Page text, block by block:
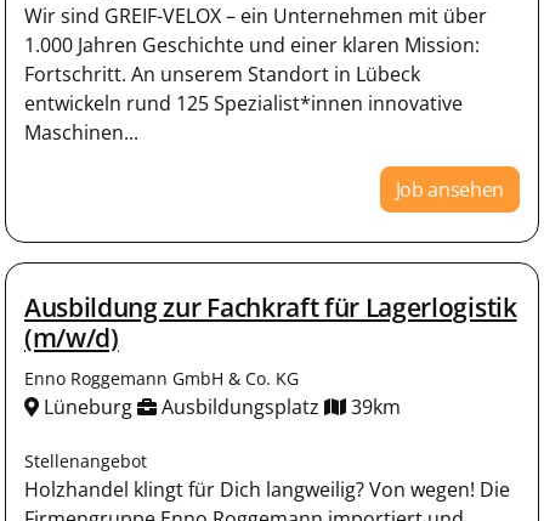
Wir sind GREIF-VELOX – ein Unternehmen mit über
1.000 Jahren Geschichte und einer klaren Mission:
Fortschritt. An unserem Standort in Lübeck
entwickeln rund 125 Spezialist*innen innovative
Maschinen...
Job ansehen
Ausbildung zur Fachkraft für Lagerlogistik
(m/w/d)
Enno Roggemann GmbH & Co. KG
Lüneburg Ausbildungsplatz 39km
Stellenangebot
Holzhandel klingt für Dich langweilig? Von wegen! Die